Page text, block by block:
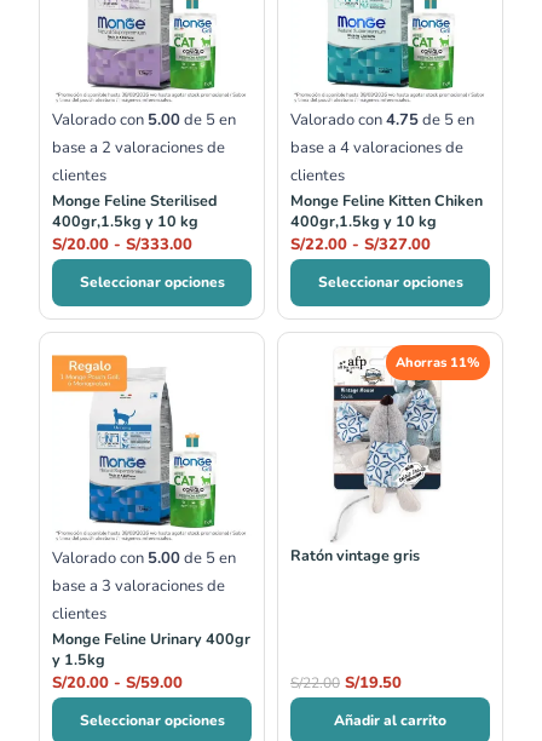
Valorado con 5.00de 5 en
base a 2 valoraciones de
clientes
Monge Feline Sterilised
400gr,1.5kg y 10 kg
S/20.00 - S/333.00
S/20.00
hasta
S/333.00
Seleccionar opciones
Valorado con4.75de 5 en
base a 4valoraciones de
clientes
Monge Feline Kitten Chiken
400gr,1.5kg y 10 kg
S/22.00 - S/327.00
S/22.00
hasta
S/327.00
Seleccionar opciones
Valorado con 5.00de 5 en
base a 3 valoraciones de
clientes
Monge Feline Urinary 400gr
y 1.5kg
S/20.00 - S/59.00
desde
S/20.00
hasta
S/59.00
Seleccionar opciones
Ahorras 11%
Ratón vintage gris
S/22.00
El
precio
original
era:
S/22.00.
S/19.50
El
precio
actual
es:
S/19.50.
Añadir al carrito